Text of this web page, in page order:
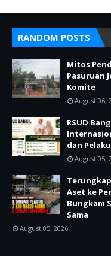
RANDOM POSTS
Mitos
Pasuruan
Komite
August 06,
RSUD
dan
August 05,
Aset ke
Bungkam
Sama
August 05, 2026